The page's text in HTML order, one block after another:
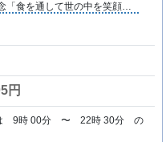
会社理念「食を通して世の中を笑顔にします」に基づき富谷・仙台市を拠点に外食・中食産業等生活に欠かせないフードサービスを展開。男女共にライフスタイルに応じ活躍できる環境が整っています
円
は 9時 00分 〜 22時 30分 の